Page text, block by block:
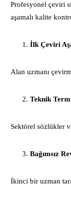
Profesyonel çeviri
aşamalı kalite
İlk Çeviri
Alan uzmanı
Teknik
Sektörel sözlükler
Bağımsız
İkinci bir uzman